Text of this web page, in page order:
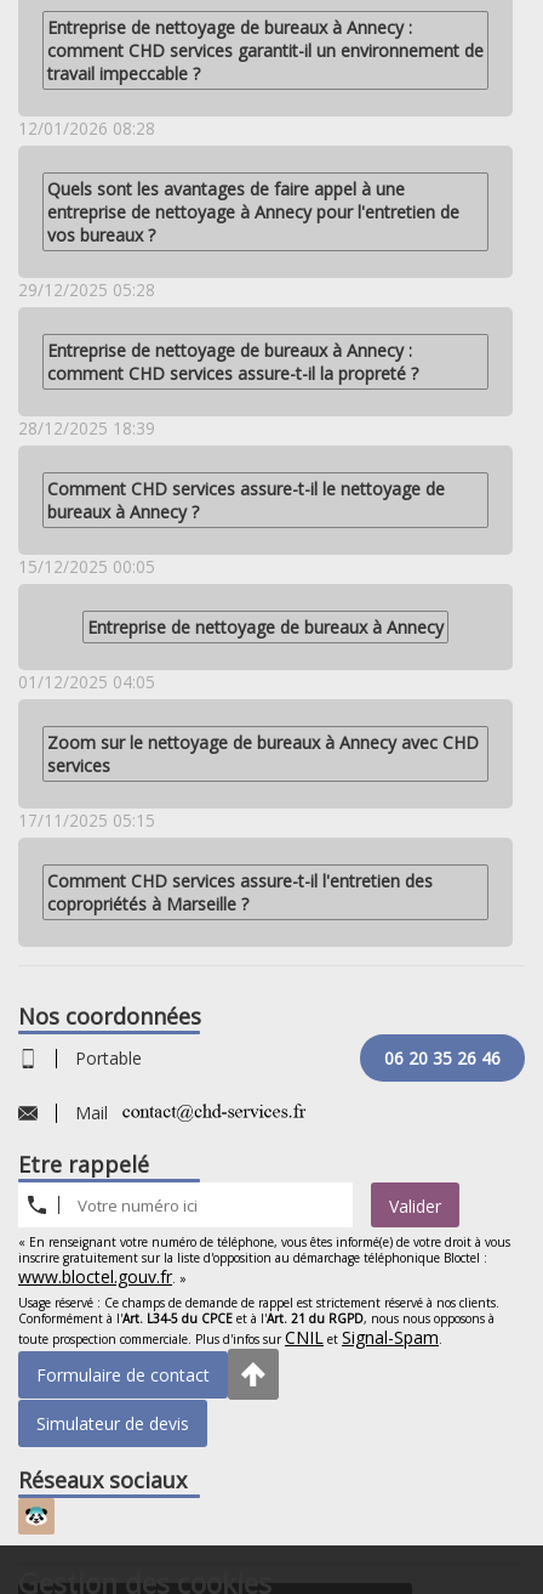
Gestion des cookies
Entreprise de nettoyage de bureaux à Annecy :
comment CHD services garantit-il un environnement de
travail impeccable ?
12/01/2026 08:28
Quels sont les avantages de faire appel à une
entreprise de nettoyage à Annecy pour l'entretien de
vos bureaux ?
29/12/2025 05:28
Entreprise de nettoyage de bureaux à Annecy :
comment CHD services assure-t-il la propreté ?
28/12/2025 18:39
Comment CHD services assure-t-il le nettoyage de
bureaux à Annecy ?
15/12/2025 00:05
Entreprise de nettoyage de bureaux à Annecy
01/12/2025 04:05
Zoom sur le nettoyage de bureaux à Annecy avec CHD
services
17/11/2025 05:15
Comment CHD services assure-t-il l'entretien des
copropriétés à Marseille ?
Nos coordonnées
Portable 06 20 35 26 46
Mail
Etre rappelé
Valider
« En renseignant votre numéro de téléphone, vous êtes informé(e) de votre droit à vous
inscrire gratuitement sur la liste d'opposition au démarchage téléphonique Bloctel :
www.bloctel.gouv.fr. »
Usage réservé : Ce champs de demande de rappel est strictement réservé à nos clients.
Conformément à l'Art. L34-5 du CPCE et à l'Art. 21 du RGPD, nous nous opposons à
toute prospection commerciale. Plus d'infos surCNIL et Signal-Spam.
Formulaire de contact
Simulateur de devis
Réseaux sociaux